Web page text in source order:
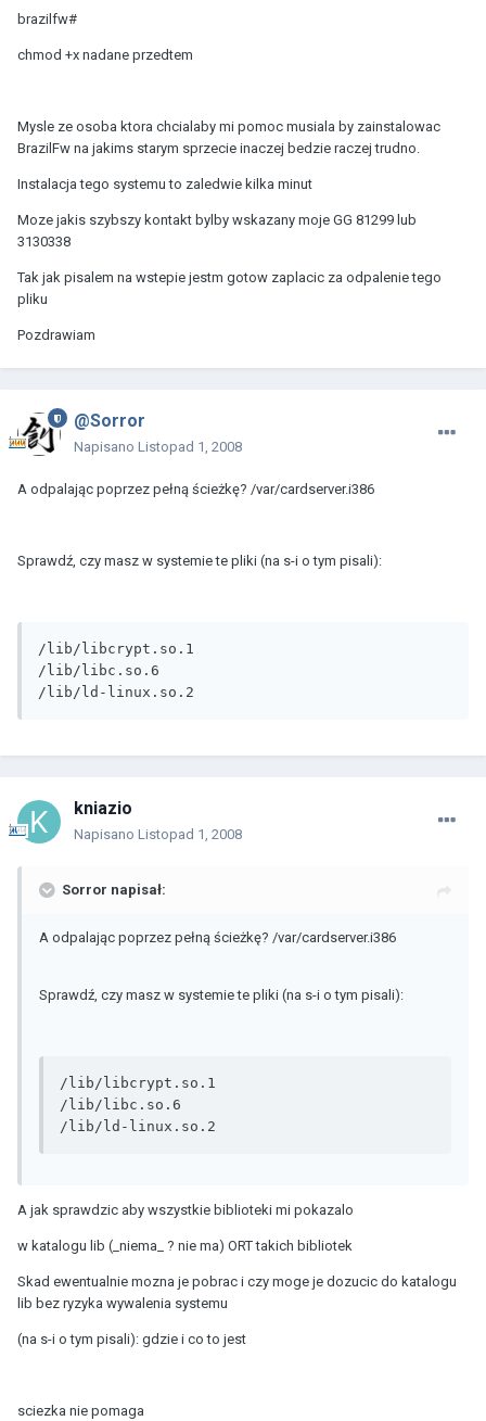
brazilfw#
chmod +x nadane przedtem
Mysle ze osoba ktora chcialaby mi pomoc musiala by zainstalowac
BrazilFw na jakims starym sprzecie inaczej bedzie raczej trudno.
Instalacja tego systemu to zaledwie kilka minut
Moze jakis szybszy kontakt bylby wskazany moje GG 81299 lub
3130338
Tak jak pisalem na wstepie jestm gotow zaplacic za odpalenie tego
pliku
Pozdrawiam
@Sorror
Napisano Listopad 1, 2008
A odpalając poprzez pełną ścieżkę? /var/cardserver.i386
Sprawdź, czy masz w systemie te pliki (na s-i o tym pisali):
/lib/libcrypt.so.1
/lib/libc.so.6
/lib/ld-linux.so.2
kniazio
Napisano Listopad 1, 2008
Sorror napisał:
A odpalając poprzez pełną ścieżkę? /var/cardserver.i386
Sprawdź, czy masz w systemie te pliki (na s-i o tym pisali):
/lib/libcrypt.so.1
/lib/libc.so.6
/lib/ld-linux.so.2
A jak sprawdzic aby wszystkie biblioteki mi pokazalo
w katalogu lib (_niema_ ? nie ma) ORT takich bibliotek
Skad ewentualnie mozna je pobrac i czy moge je dozucic do katalogu
lib bez ryzyka wywalenia systemu
(na s-i o tym pisali): gdzie i co to jest
sciezka nie pomaga